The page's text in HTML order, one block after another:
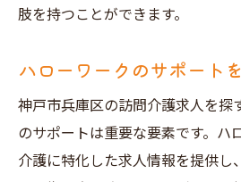
肢を持つことができます。
ハローワークのサポート
神戸市兵庫区の訪問介護求人を探
のサポートは重要な要素です。ハ
介護に特化した求人情報を提供し